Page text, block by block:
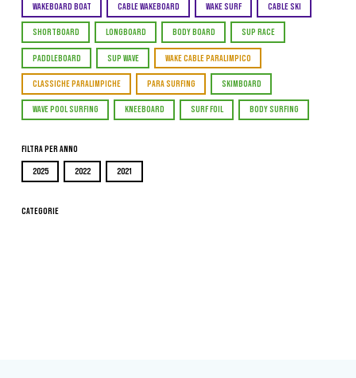
WAKEBOARD BOAT CABLE WAKEBOARD WAKE SURF CABLE SKI
SHORTBOARD LONGBOARD BODY BOARD SUP RACE
PADDLEBOARD SUP WAVE WAKE CABLE PARALIMPICO
CLASSICHE PARALIMPICHE PARA SURFING SKIMBOARD
WAVE POOL SURFING KNEEBOARD SURF FOIL BODY SURFING
Filtra per Anno
2025 2022 2021
Categorie